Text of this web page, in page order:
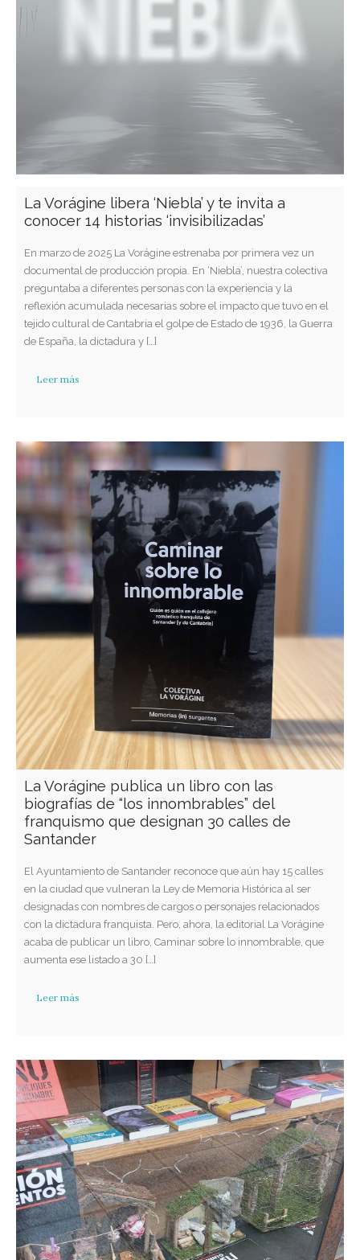
La Vorágine libera ‘Niebla’ y te invita a
conocer 14 historias ‘invisibilizadas’
En marzo de 2025 La Vorágine estrenaba por primera vez un
documental de producción propia. En ‘Niebla’, nuestra colectiva
preguntaba a diferentes personas con la experiencia y la
reflexión acumulada necesarias sobre el impacto que tuvo en el
tejido cultural de Cantabria el golpe de Estado de 1936, la Guerra
de España, la dictadura y […]
Leer más
La Vorágine publica un libro con las
biografías de “los innombrables” del
franquismo que designan 30 calles de
Santander
El Ayuntamiento de Santander reconoce que aún hay 15 calles
en la ciudad que vulneran la Ley de Memoria Histórica al ser
designadas con nombres de cargos o personajes relacionados
con la dictadura franquista. Pero, ahora, la editorial La Vorágine
acaba de publicar un libro, Caminar sobre lo innombrable, que
aumenta ese listado a 30 […]
Leer más